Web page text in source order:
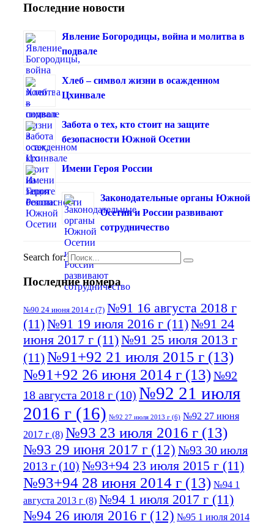
Последние новости
Явление Богородицы, война и молитва в
подвале
Хлеб – символ жизни в осажденном
Цхинвале
Забота о тех, кто стоит на защите
безопасности Южной Осетии
Имени Героя России
Законодательные органы Южной
Осетии и России развивают
сотрудничество
Search for:
Последние номера
№90 24 июня 2014 г (7) №91 16 августа 2018 г
(11)№91 19 июля 2016 г (11)№91 24
июня 2017 г (11)№91 25 июля 2013 г
(11)№91+92 21 июля 2015 г (13)
№91+92 26 июня 2014 г (13)№92
18 августа 2018 г (10) №92 21 июля
2016 г (16) №92 27 июля 2013 г (6) №92 27 июня
2017 г (8) №93 23 июля 2016 г (13)
№93 29 июня 2017 г (12) №93 30 июля
2013 г (10) №93+94 23 июля 2015 г (11)
№93+94 28 июня 2014 г (13) №94 1
августа 2013 г (8) №94 1 июля 2017 г (11)
№94 26 июля 2016 г (12) №95 1 июля 2014